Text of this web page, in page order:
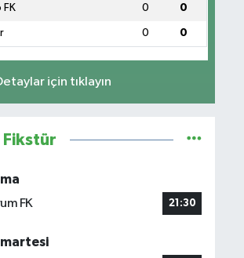
0 0
0 0
için tıklayın
Fikstür
FK
21:30